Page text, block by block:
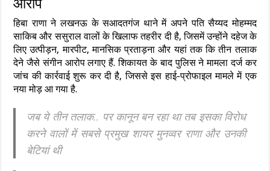
आरोप
हिबा राणा ने लखनऊ के सआदतगंज थाने में अपने पति सैय्यद मोहम्मद
साकिब और ससुराल वालों के खिलाफ तहरीर दी है, जिसमें उन्होंने दहेज के
लिए उत्पीड़न, मारपीट, मानसिक प्रताड़ना और यहां तक कि तीन तलाक
देने जैसे संगीन आरोप लगाए हैं. शिकायत के बाद पुलिस ने मामला दर्ज कर
जांच की कार्रवाई शुरू कर दी है, जिससे इस हाई-प्रोफाइल मामले में एक
नया मोड़ आ गया है.
जब ये तीन तलाक.. पर कानून बन रहा था तब इसका विरोध
करने वालों में सबसे प्रमुख शायर मुनव्वर राणा और उनकी
बेटियां थी